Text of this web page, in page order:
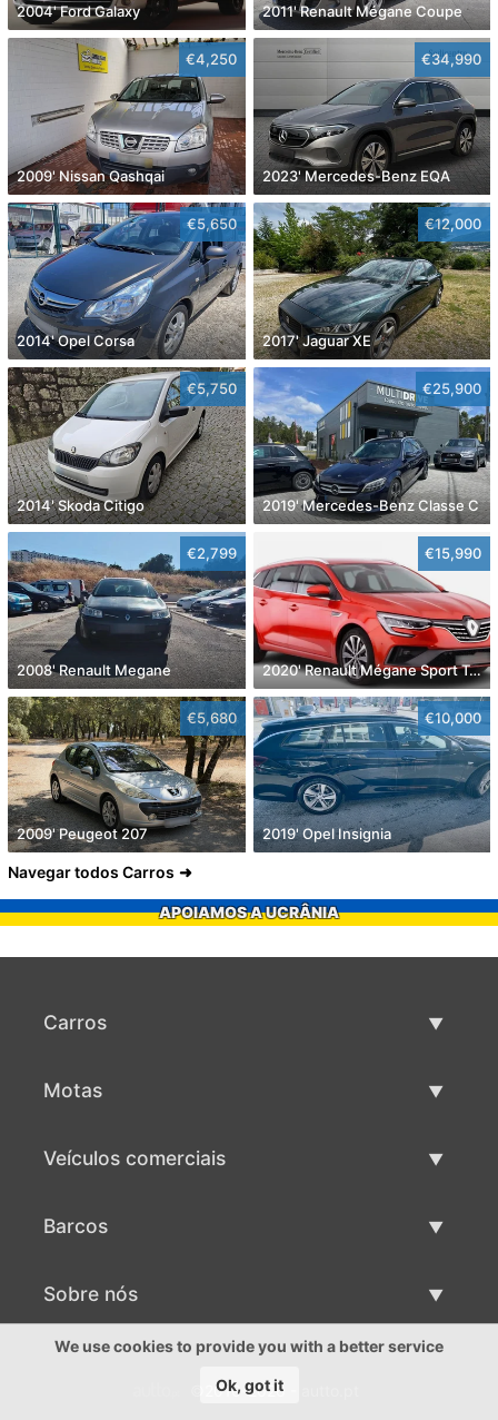
2004' Ford Galaxy 2011' Renault Mégane Coupe
€4,250
2009' Nissan Qashqai
€34,990
2023' Mercedes-Benz EQA
€5,650
2014' Opel Corsa
€12,000
2017' Jaguar XE
€5,750
2014' Skoda Citigo
€25,900
2019' Mercedes-Benz Classe C
€2,799
2008' Renault Megane
€15,990
2020' Renault Mégane Sport Tourer
€5,680
2009' Peugeot 207
€10,000
2019' Opel Insignia
Navegar todos Carros
APOIAMOS A UCRÂNIA
Carros
Motas
Veículos comerciais
Barcos
Venda de barcos
Sobre nós
Sobre nós
©2016-2026 - autto.pt
We use cookies to provide you with a better service
Ok, got it